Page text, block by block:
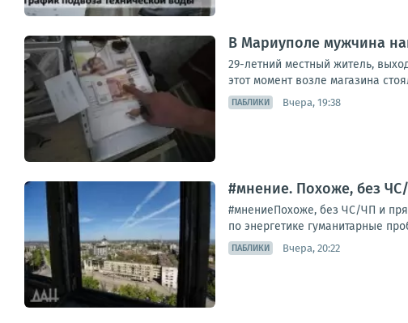
В Мариуполе мужчина
29-летний местный житель,
этот момент возле магазина
ПАБЛИКИ Вчера, 19:38
#мнение. Похоже, без
#мнениеПохоже, без ЧС/ЧП и
по энергетике гуманитарные
ПАБЛИКИ Вчера, 20:22